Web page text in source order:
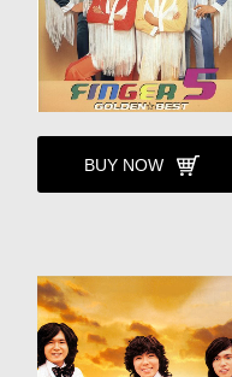
BUY NOW